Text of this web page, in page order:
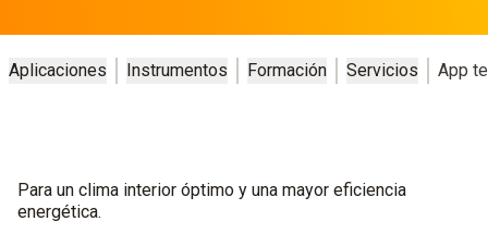
Aplicaciones Instrumentos Formación Servicios App
Para un clima interior óptimo y una mayor eficiencia
energética.